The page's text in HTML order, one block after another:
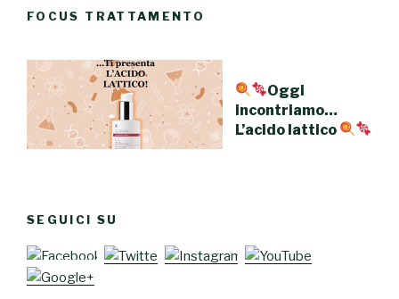
FOCUS TRATTAMENTO
Oggi
incontriamo…
L’acido lattico
SEGUICI SU